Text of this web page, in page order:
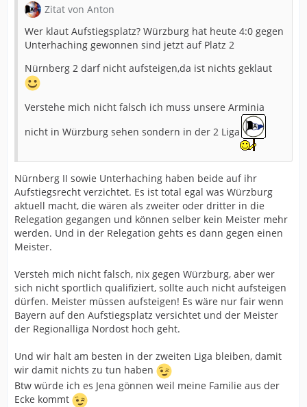
Zitat von Anton
Wer klaut Aufstiegsplatz? Würzburg hat heute 4:0 gegen
Unterhaching gewonnen sind jetzt auf Platz 2
Nürnberg 2 darf nicht aufsteigen,da ist nichts geklaut
Verstehe mich nicht falsch ich muss unsere Arminia
nicht in Würzburg sehen sondern in der 2 Liga
Nürnberg II sowie Unterhaching haben beide auf ihr
Aufstiegsrecht verzichtet. Es ist total egal was Würzburg
aktuell macht, die wären als zweiter oder dritter in die
Relegation gegangen und können selber kein Meister mehr
werden. Und in der Relegation gehts es dann gegen einen
Meister.
Versteh mich nicht falsch, nix gegen Würzburg, aber wer
sich nicht sportlich qualifiziert, sollte auch nicht aufsteigen
dürfen. Meister müssen aufsteigen! Es wäre nur fair wenn
Bayern auf den Aufstiegsplatz versichtet und der Meister
der Regionalliga Nordost hoch geht.
Und wir halt am besten in der zweiten Liga bleiben, damit
wir damit nichts zu tun haben
Btw würde ich es Jena gönnen weil meine Familie aus der
Ecke kommt